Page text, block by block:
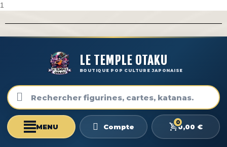
1
LE TEMPLE OTAKU
BOUTIQUE POP CULTURE JAPONAISE
Compte
0
0,00 €